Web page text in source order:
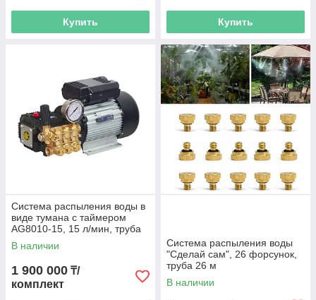
Купить Купить
Система распыления воды в
виде тумана с таймером
AG8010-15, 15 л/мин, труба
ВД 300м, 250 форсунок
В наличии
1 900 000 ₸/
комплект
Система распыления воды
"Сделай сам", 26 форсунок,
труба 26 м
В наличии